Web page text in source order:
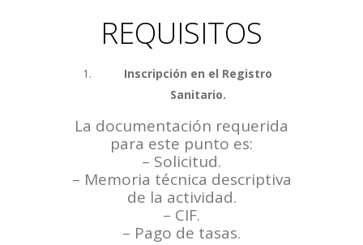
REQUISITOS
Inscripción en el Registro
Sanitario.
La documentación requerida
para este punto es:
– Solicitud.
– Memoria técnica descriptiva
de la actividad.
– CIF.
– Pago de tasas.